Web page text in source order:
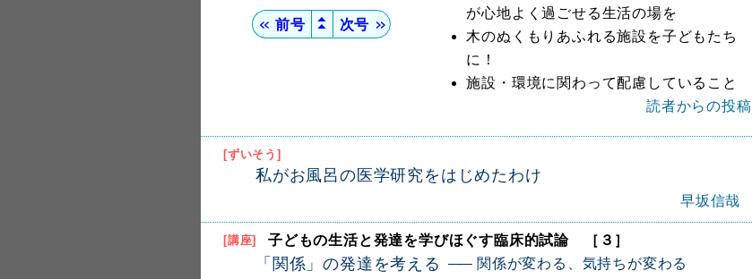
＜＜ 前号
▲
▲
次号 ＞＞
が心地よく過ごせる生活の場を
木のぬくもりあふれる施設を子どもたち
に！
施設・環境に関わって配慮していること
読者からの投稿
[ずいそう]
私がお風呂の医学研究をはじめたわけ
早坂信哉
[講座] 子どもの生活と発達を学びほぐす臨床的試論 ［３］
「関係」の発達を考える 関係が変わる、気持ちが変わる